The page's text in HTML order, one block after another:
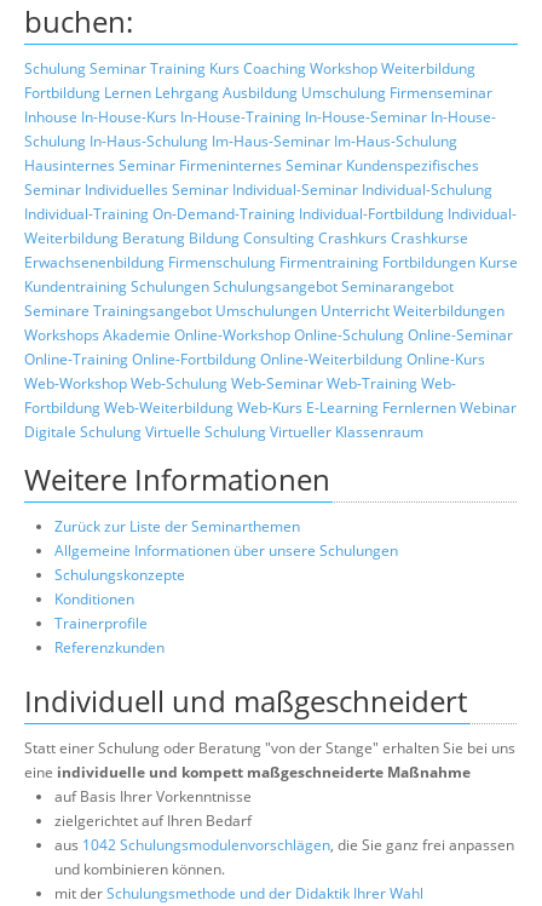
buchen:
SchulungSeminarTraining Kurs CoachingWorkshopWeiterbildung
Fortbildung Lernen LehrgangAusbildung Umschulung Firmenseminar
Inhouse In-House-Kurs In-House-Training In-House-Seminar In-House-
Schulung In-Haus-Schulung Im-Haus-Seminar Im-Haus-Schulung
Hausinternes Seminar Firmeninternes Seminar Kundenspezifisches
Seminar Individuelles Seminar Individual-Seminar Individual-Schulung
Individual-TrainingOn-Demand-Training Individual-Fortbildung Individual-
Weiterbildung Beratung BildungConsultingCrashkurs Crashkurse
Erwachsenenbildung Firmenschulung Firmentraining Fortbildungen Kurse
KundentrainingSchulungenSchulungsangebotSeminarangebot
Seminare Trainingsangebot Umschulungen UnterrichtWeiterbildungen
Workshops Akademie Online-WorkshopOnline-SchulungOnline-Seminar
Online-TrainingOnline-FortbildungOnline-WeiterbildungOnline-Kurs
Web-WorkshopWeb-SchulungWeb-SeminarWeb-TrainingWeb-
FortbildungWeb-WeiterbildungWeb-Kurs E-Learning FernlernenWebinar
Digitale SchulungVirtuelle SchulungVirtueller Klassenraum
Weitere Informationen
Zurück zur Liste der Seminarthemen
Allgemeine Informationen über unsere Schulungen
Schulungskonzepte
Konditionen
Trainerprofile
Referenzkunden
Individuell und maßgeschneidert
Statt einer Schulung oder Beratung "von der Stange" erhalten Sie bei uns
eine individuelle und kompett maßgeschneiderte Maßnahme
auf Basis Ihrer Vorkenntnisse
zielgerichtet auf Ihren Bedarf
aus 1042 Schulungsmodulenvorschlägen, die Sie ganz frei anpassen
und kombinieren können.
mit derSchulungsmethode und der Didaktik Ihrer Wahl